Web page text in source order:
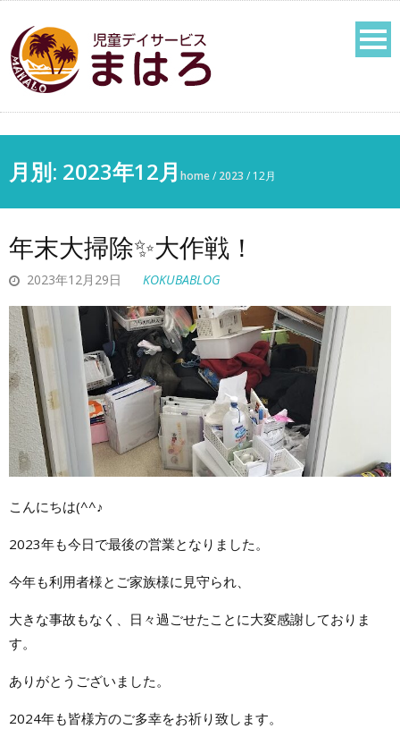
月別: 2023年12月 home/ 2023 / 12月
年末大掃除✨大作戦！
2023年12月29日 KOKUBABLOG
こんにちは(^^♪
2023年も今日で最後の営業となりました。
今年も利用者様とご家族様に見守られ、
大きな事故もなく、日々過ごせたことに大変感謝しておりま
す。
ありがとうございました。
2024年も皆様方のご多幸をお祈り致します。